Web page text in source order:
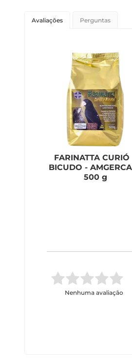
Avaliações Perguntas
FARINATTA CURIÓ
BICUDO -
500 g
Nenhuma avaliação